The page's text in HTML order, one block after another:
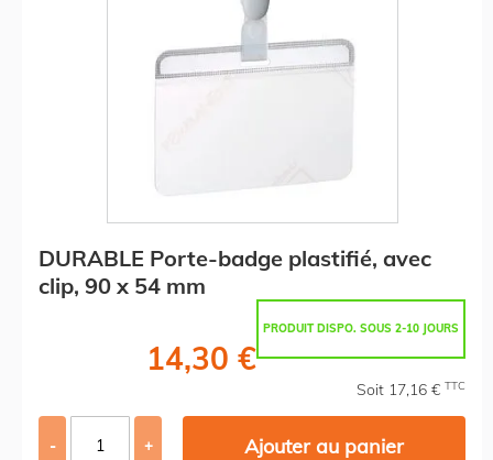
DURABLE Porte-badge plastifié, avec
clip, 90 x 54 mm
PRODUIT DISPO. SOUS 2-10 JOURS
14,30 €
Soit 17,16 € TTC
- + Ajouter au panier